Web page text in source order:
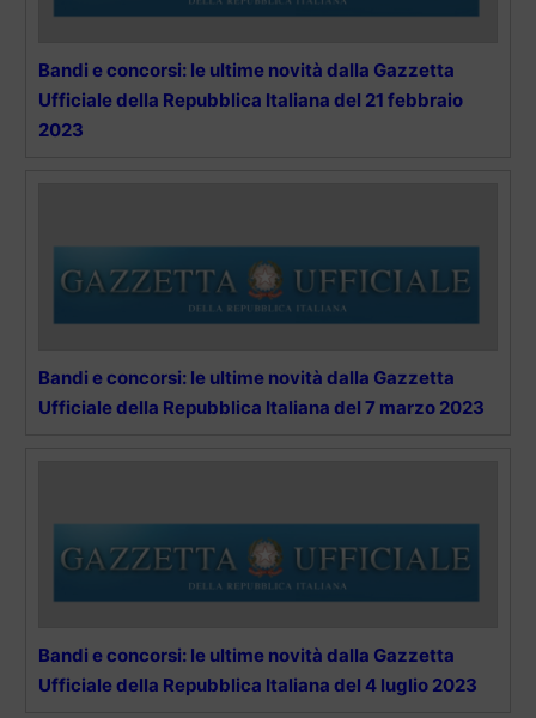
Bandi e concorsi: le ultime novità dalla Gazzetta
Ufficiale della Repubblica Italiana del 21 febbraio
2023
Bandi e concorsi: le ultime novità dalla Gazzetta
Ufficiale della Repubblica Italiana del 7 marzo 2023
Bandi e concorsi: le ultime novità dalla Gazzetta
Ufficiale della Repubblica Italiana del 4 luglio 2023